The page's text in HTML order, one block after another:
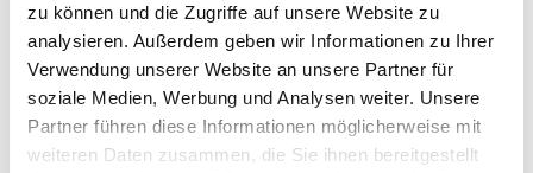
zu können und die Zugriffe auf unsere Website zu
analysieren. Außerdem geben wir Informationen zu Ihrer
Verwendung unserer Website an unsere Partner für
soziale Medien, Werbung und Analysen weiter. Unsere
Partner führen diese Informationen möglicherweise mit
weiteren Daten zusammen, die Sie ihnen bereitgestellt